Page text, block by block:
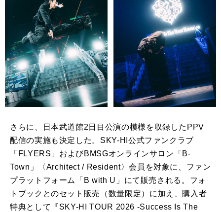
さらに、
日本武道館2日目公演の模様を収録したPPV
配信の実施も決定し た。SKY-HI公式ファンクラブ
「FLYERS」 およびBMSGオンラインサロン「B-
Town」〈Architect / Resident〉会員を対象に、ファン
プラットフォーム「B with U」にて販売される。フォ
トブックとのセット販売（数量限定） に加え、購入者
特典として『SKY-HI TOUR 2026 -Success Is The